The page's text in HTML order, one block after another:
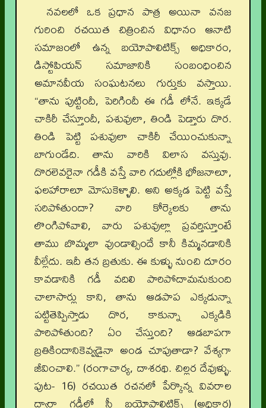
నవలలో ఒక ప్రధాన పాత్ర అయినా వనజ
గురించి రచయిత చిత్రించిన విధానం ఆనాటి
సమాజంలో ఉన్న బయోపాలిటిక్స్ అధికారం,
డిస్టోపియన్ సమాజానికి సంబంధించిన
అమానవీయ సంఘటనలు గుర్తుకు వస్తాయి.
“తాను పుట్టిందీ, పెరిగిందీ ఈ గడీ లోనే. ఇక్కడే
చాకిరీ చేస్తూందీ, పశువులా, తిండి పెడ్తారు దొర.
తిండి పెట్టి పశువులా చాకిరీ చేయించుకున్నా
బాగుండేది. తాను వారికి విలాస వస్తువు.
దొరలెవరైనా గడీకి వస్తే వారి గదుల్లోకి భోజనాలూ,
ఫలహారాలూ మోసుకెళ్ళాలి. అని అక్కడ పెట్టి వస్తే
సరిపోతుందా? వారి కోర్కెలకు తాను
లొంగిపోవాలి, వారు పశువుల్లా ప్రవర్తిస్తూంటే
తాము బొమ్మలా వుండాల్సిందే కానీ కిమ్మనడానికి
వీల్లేదు. ఇదీ తన బ్రతుకు. ఈ కుళ్ళు నుంచి దూరం
కావడానికి గడీ వదిలి పారిపోదామనుకుంది
చాలాసార్లు కాని, తాను ఆడపాప ఎక్కడున్నా
పట్టితెప్పిస్తాడు దొర, కాకున్నా ఎక్కడికి
పారిపోతుంది? ఏం చేస్తుంది? ఆడబాపగా
బ్రతికిందానికెవ్వడైనా అండ చూపుతాడా? వేశ్యగా
జీవించాలి.” (రంగాచార్య, దాశరథి. చిల్లర దేవుళ్ళు.
పుట- 16) రచయిత రచనలో పేర్కొన్న వివరాల